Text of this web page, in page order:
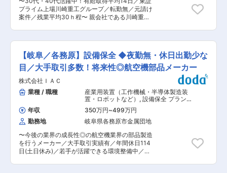
その後、教室長補佐として授業研修や入塾説明会
研修を受けながら実際の業務を学んでいただき、
のように入社後すぐに1人で教室運営を行うとい
うことはございません ■組進学実績： 高校・大
「南山大学」「立命館大学」といった学校への進
学実績があります。
対応することも可能です。 ・土日祝休み×年休
120日以上でプライベート充実♪ ・全社員にニュ
ーノーマルを推奨！技術者でもフレックス勤務や
在宅勤務も組み合わせた最適な働き方を選択でき
りで「定食・丼もの・麺類」などのメニューがあ
り、定食はおかずを2品、その他メニューでも1品
選べるスタイルです。 ※価格はすべて350円で統
一／季節限定メニューあり ■会社の魅力・特徴
「医療を通じて社会に貢献する」という企業理念
のもと、世界160以上の国・地域の医療に貢献す
る「テルモ（株）」のグループ会社として、医療
機器の開発・販売を担っている医療機器メーカー
です。 ◎患者さんの負担を軽減する低侵襲医療の
ニーズが高まっております！その中で、主要製品
のカテーテルは、がん・急性心筋梗塞の治療にお
いて、国内のみならず、米国、欧州、アジアなど
世界中の先進医療の現場で使用されています。
「Challenge（新しく挑戦する）」
プライム上場川崎重工グループ／転勤無／元請け
案件／残業平均30ｈ程〜 親会社である川崎重工
ム・寮・社宅等の修繕工事および新築分譲住宅等
の工事管理・工程管理・施工図作成・パース作
成・原価管理・法定点検対応・トラブル時の対応
等一連の業務をご担当いただきます。 ・使用
CAD：jw-CAD ・使用ソフト：ARCHITREND
Modelio ■働き方： ・年休125日（土日祝） ・有
給平均取得14日ほど：有給休暇が取得しやすい環
境です！ ・休日出勤：月に2~3回ほど交代勤務と
なります※平日に振休取得 ・夜勤基本的になし：
夜勤を前提としない工事計画を立てております！
※官公庁案件で数年に1回あるかないかレベルです
★雇用形態★ 入社時は契約社員としての採用で
すが、過去実績では95%以上正社員登用！ ■社
風： ・配属先部門は中途入社者も多く在籍してお
り、長く活躍されています ・過度な残業もなく、
川崎重工グループとしての安定した経営基盤の
【岐阜／各務原】設備保全 ◆夜勤無・休日出勤少な
目／大手取引多数！将来性◎航空機部品メーカー
株式会社ＩＡＣ
業種 / 職種
産業用装置（工作機械・半導体製造装
置・ロボットなど） , 設備保全 プラン
ト機器・設備
年収 350万円~499万円
勤務地
岐阜県各務原市金属団地
〜今後の業界の成長性◎の航空機業界の部品製造
を行うメーカー／大手取引実績有／年間休日114
日(土日休み)／若手が活躍できる環境整備中／年